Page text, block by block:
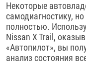
Некоторые
самодиагностику,
полностью.
Nissan X Trail,
«Автопилот», вы
анализ состояния